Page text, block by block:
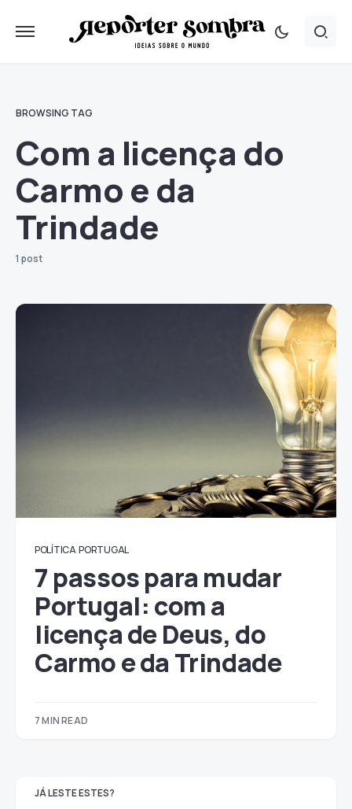
BROWSING TAG
Com a licença do
Carmo e da
Trindade
1 post
POLÍTICA PORTUGAL
7 passos para mudar
Portugal: com a
licença de Deus, do
Carmo e da Trindade
7 MIN READ
JÁ LESTE ESTES?